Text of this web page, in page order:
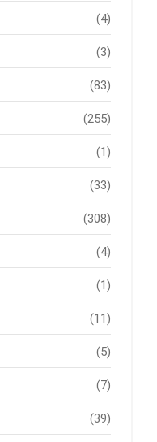
(4)
(3)
(83)
(255)
(1)
(33)
(308)
(4)
(1)
(11)
(5)
(7)
(39)